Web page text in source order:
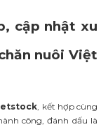
cập nhật xu
nuôi Việt
, kết hợp cùng
công,đánh dấu là